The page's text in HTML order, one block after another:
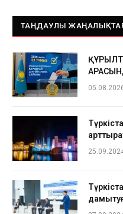
ТАҢДАУЛЫ